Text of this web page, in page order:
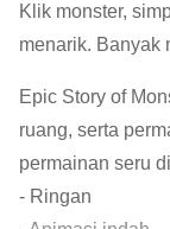
Klik monster,
menarik. Banyak
Epic Story of
ruang, serta
permainan seru
- Ringan